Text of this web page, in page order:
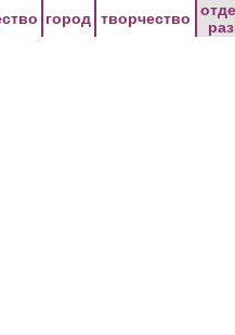
город творчество